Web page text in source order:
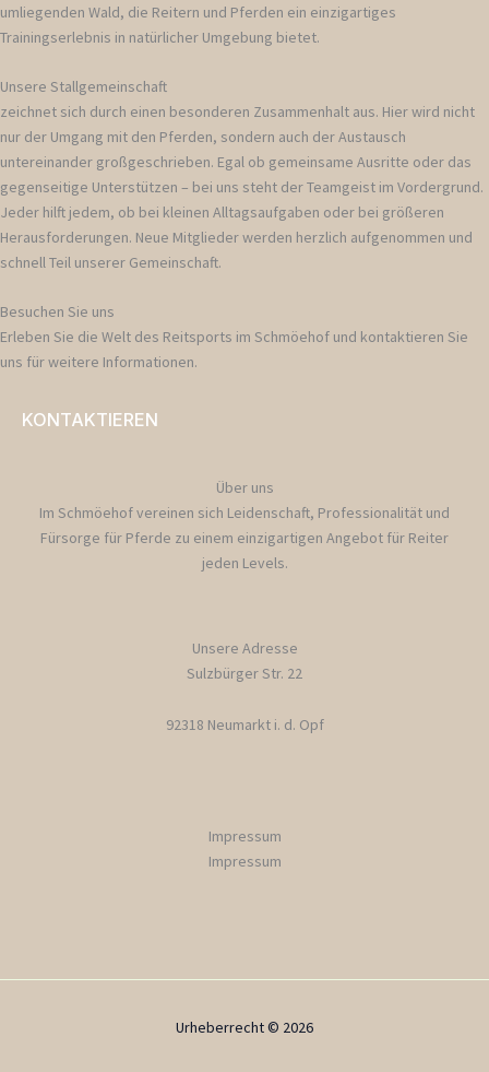
umliegenden Wald, die Reitern und Pferden ein einzigartiges
Trainingserlebnis in natürlicher Umgebung bietet.
Unsere Stallgemeinschaft
zeichnet sich durch einen besonderen Zusammenhalt aus. Hier wird nicht
nur der Umgang mit den Pferden, sondern auch der Austausch
untereinander großgeschrieben. Egal ob gemeinsame Ausritte oder das
gegenseitige Unterstützen – bei uns steht der Teamgeist im Vordergrund.
Jeder hilft jedem, ob bei kleinen Alltagsaufgaben oder bei größeren
Herausforderungen. Neue Mitglieder werden herzlich aufgenommen und
schnell Teil unserer Gemeinschaft.
Besuchen Sie uns
Erleben Sie die Welt des Reitsports im Schmöehof und kontaktieren Sie
uns für weitere Informationen.
KONTAKTIEREN
Über uns
Im Schmöehof vereinen sich Leidenschaft, Professionalität und
Fürsorge für Pferde zu einem einzigartigen Angebot für Reiter
jeden Levels.
Unsere Adresse
Sulzbürger Str. 22
92318 Neumarkt i. d. Opf
Impressum
Impressum
Urheberrecht © 2026